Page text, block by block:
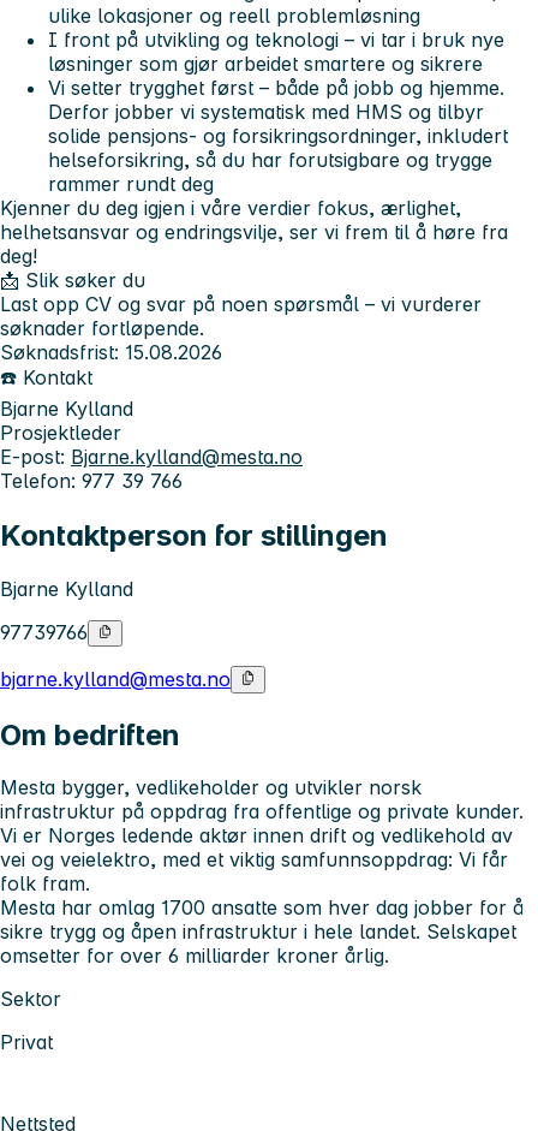
ulike lokasjoner og reell problemløsning
I front på utvikling og teknologi – vi tar i bruk nye
løsninger som gjør arbeidet smartere og sikrere
Vi setter trygghet først – både på jobb og hjemme.
Derfor jobber vi systematisk med HMS og tilbyr
solide pensjons- og forsikringsordninger, inkludert
helseforsikring, så du har forutsigbare og trygge
rammer rundt deg
Kjenner du deg igjen i våre verdier fokus, ærlighet,
helhetsansvar og endringsvilje, ser vi frem til å høre fra
deg!
📩 Slik søker du
Last opp CV og svar på noen spørsmål – vi vurderer
søknader fortløpende.
Søknadsfrist: 15.08.2026
☎️ Kontakt
Bjarne Kylland
Prosjektleder
E-post: Bjarne.kylland@mesta.no
Telefon: 977 39 766
Kontaktperson for stillingen
Bjarne Kylland
97739766
bjarne.kylland@mesta.no
Om bedriften
Mesta bygger, vedlikeholder og utvikler norsk
infrastruktur på oppdrag fra offentlige og private kunder.
Vi er Norges ledende aktør innen drift og vedlikehold av
vei og veielektro, med et viktig samfunnsoppdrag: Vi får
folk fram.
Mesta har omlag 1700 ansatte som hver dag jobber for å
sikre trygg og åpen infrastruktur i hele landet. Selskapet
omsetter for over 6 milliarder kroner årlig.
Sektor
Privat
Nettsted